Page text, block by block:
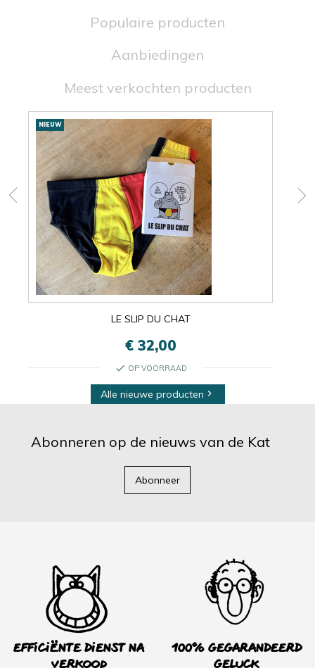
Populaire producten
Aanbiedingen
Meest verkochten producten
Nieuwe
producten
NIEUW
LE SLIP DU CHAT
€ 32,00
check OP VOORRAAD
Alle nieuwe producten 
Abonneren op de nieuws van de Kat
Abonneer
Efficiënte dienst na
100% Gegarandeerd